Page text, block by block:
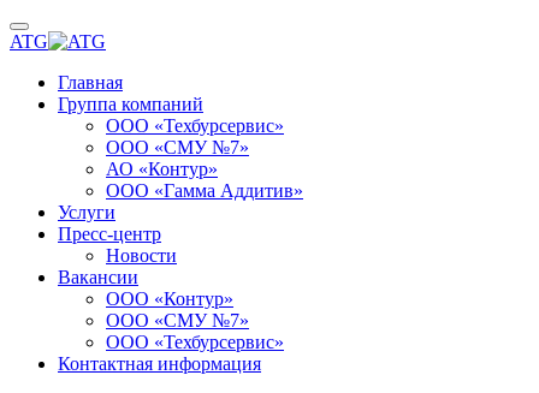
ATG
Главная
Группа компаний
ООО «Техбурсервис»
ООО «СМУ №7»
АО «Контур»
ООО «Гамма Аддитив»
Услуги
Пресс-центр
Новости
Вакансии
ООО «Контур»
ООО «СМУ №7»
ООО «Техбурсервис»
Контактная информация